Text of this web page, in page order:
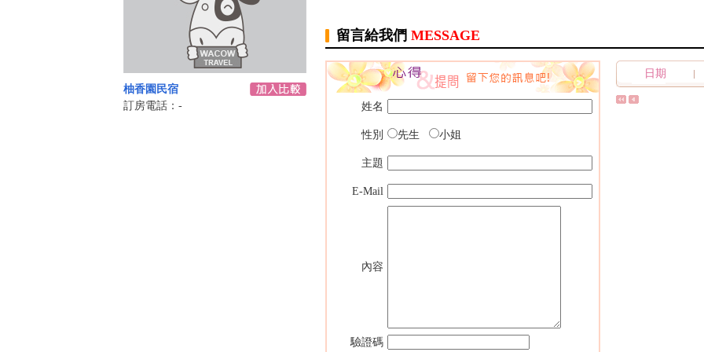
柚香園民宿
訂房電話：-
留言給我們 MESSAGE
姓名
性別 先生 小姐
主題
E-Mail
內容
驗證碼
日期